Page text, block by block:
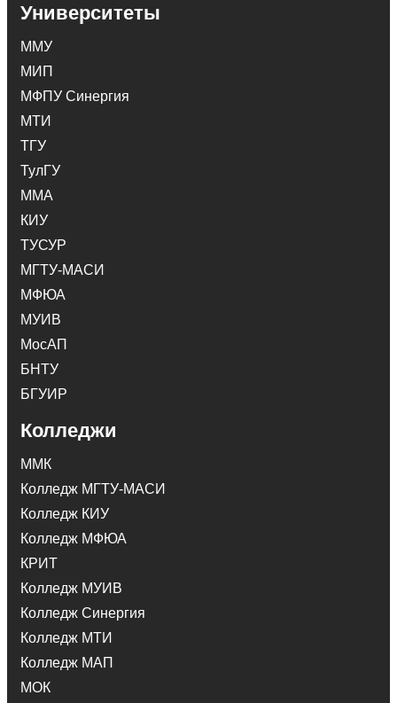
Университеты
ММУ
МИП
МФПУ Синергия
МТИ
ТГУ
ТулГУ
ММА
КИУ
ТУСУР
МГТУ-МАСИ
МФЮА
МУИВ
МосАП
БНТУ
БГУИР
Колледжи
ММК
Колледж МГТУ-МАСИ
Колледж КИУ
Колледж МФЮА
КРИТ
Колледж МУИВ
Колледж Синергия
Колледж МТИ
Колледж МАП
МОК